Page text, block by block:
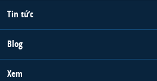
Tin tức
Blog
Xem